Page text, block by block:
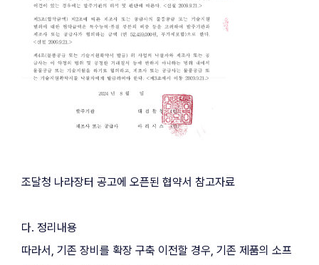
조달청 나라장터 공고에 오픈된 협약서 참고자료
다. 정리내용
따라서, 기존 장비를 확장 구축 이전할 경우, 기존 제품의 소프